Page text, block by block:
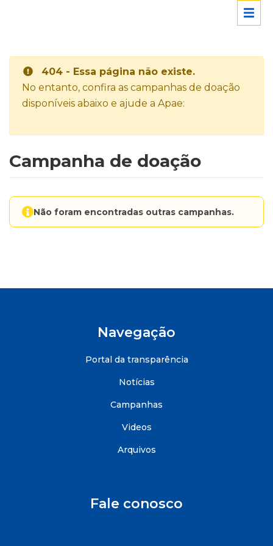
404 - Essa página não existe.
No entanto, confira as campanhas de doação
disponíveis abaixo e ajude a Apae:
Campanha de doação
Não foram encontradas outras campanhas.
Navegação
Portal da transparência
Notícias
Campanhas
Videos
Arquivos
Fale conosco